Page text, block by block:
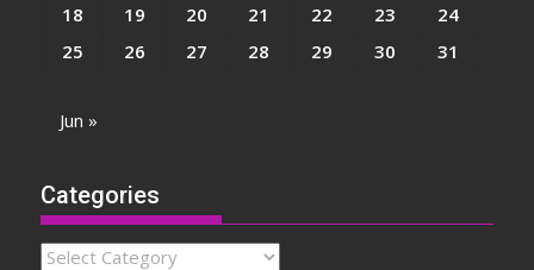
18
19 20 21 22 23
24
25
26 27 28 29 30 31
Jun »
Categories
Categories